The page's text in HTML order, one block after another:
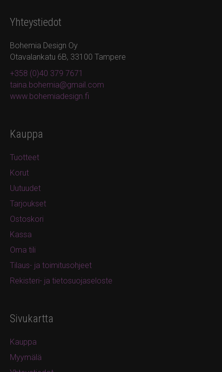
Yhteystiedot
Bohemia Design Oy
Otavalankatu 6B, 33100 Tampere
+358 (0)40 379 7671
taina.bohemia@gmail.com
www.bohemiadesign.fi
Kauppa
Tuotteet
Korut
Uutuudet
Tarjoukset
Ostoskori
Kassa
Oma tili
Tilaus- ja toimitusohjeet
Rekisteri- ja tietosuojaseloste
Sivukartta
Kauppa
Myymälä